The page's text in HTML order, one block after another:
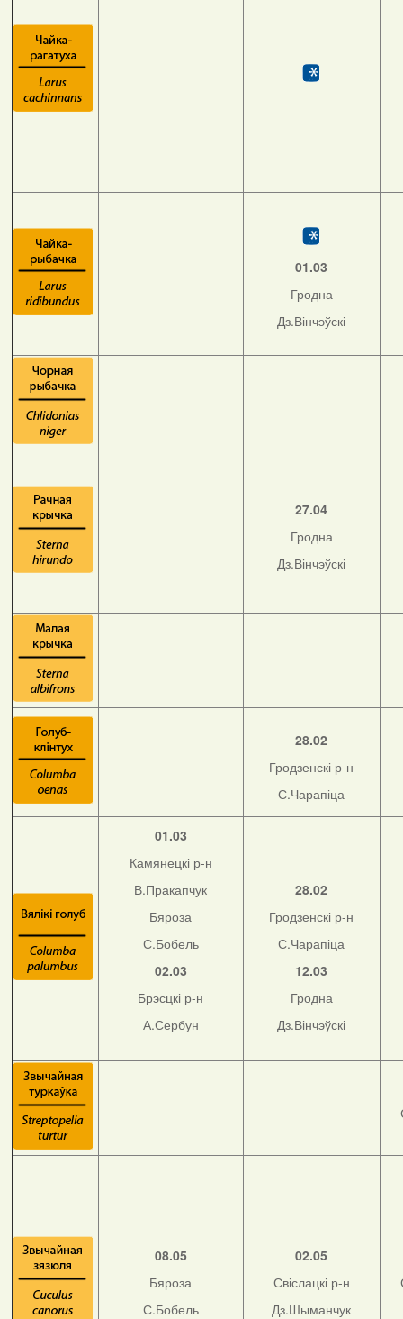
01.03
Гродна
Дз.Вінчэўскі
27.04
Гродна
Дз.Вінчэўскі
28.02
Гродзенскі р-н
С.Чарапіца
01.03
Камянецкі р-н
В.Пракапчук
Бяроза
С.Бобель
02.03
Брэсцкі р-н
А.Сербун
28.02
Гродзенскі р-н
С.Чарапіца
12.03
Гродна
Дз.Вінчэўскі
08.05
Бяроза
С.Бобель
02.05
Свіслацкі р-н
Дз.Шыманчук